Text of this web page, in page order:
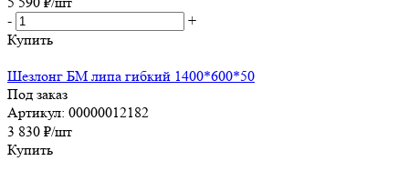
-
+
Купить
Шезлонг БМ липа гибкий 1400*600*50
Под заказ
Артикул: 00000012182
3 830 ₽/шт
Купить